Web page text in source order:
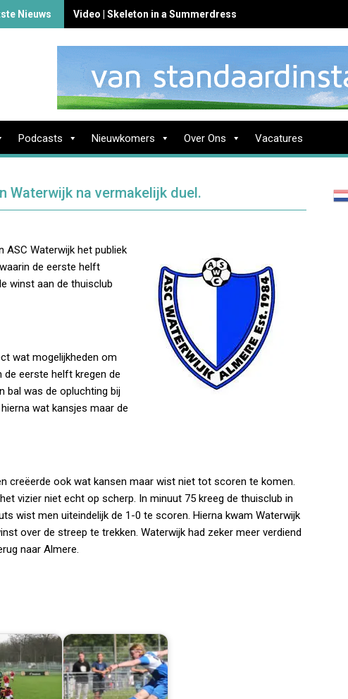
Nieuws Video | Skeleton in a Summerdress
Podcasts Nieuwkomers Over Ons Vacatures
Waterwijk na vermakelijk duel.
ASC Waterwijk het publiek
de eerste helft
winst aan de thuisclub
wat mogelijkheden om
de eerste helft kregen de
bal was de opluchting bij
wat kansjes maar de
creëerde ook wat kansen maar wist niet tot scoren te komen.
vizier niet echt op scherp. In minuut 75 kreeg de thuisclub in
wist men uiteindelijk de 1-0 te scoren. Hierna kwam Waterwijk
over de streep te trekken. Waterwijk had zeker meer verdiend
naar Almere.